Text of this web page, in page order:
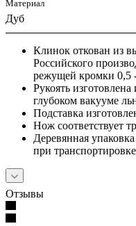
Материал
Дуб
Клинок откован из
Российского
режущей кромки 0,5
Рукоять
глубоком вакууме
Подставка
Нож соответствует
Деревянная
при
Отзывы